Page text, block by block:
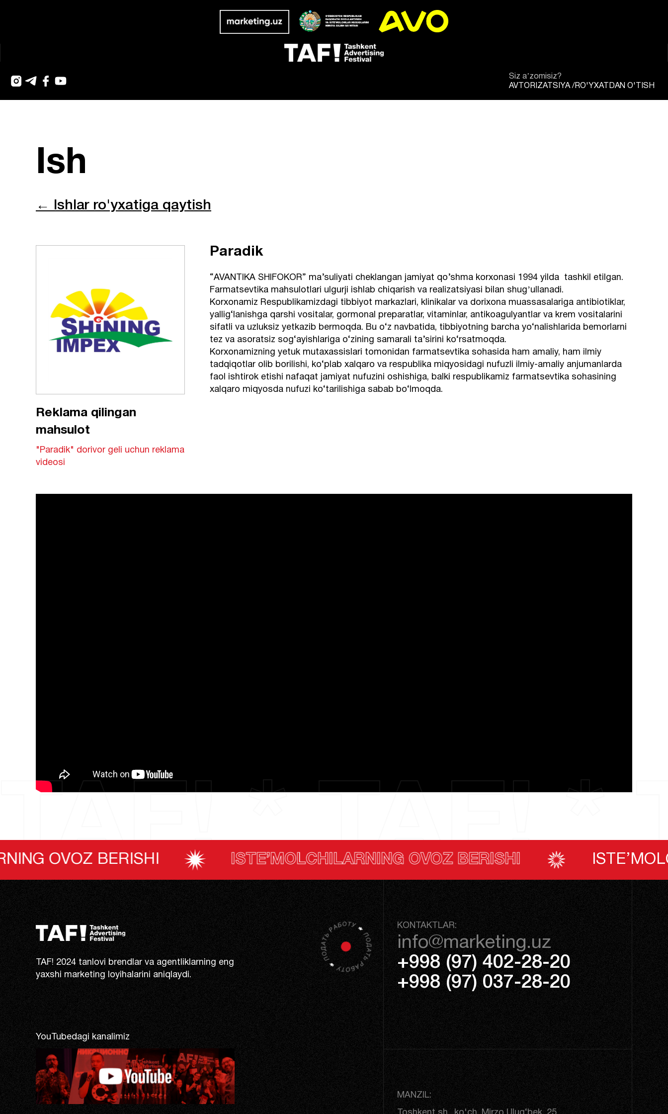
Siz aʼzomisiz?
AVTORIZATSIYA/ RO'YXATDAN O'TISH
Ish
← Ishlar ro'yxatiga qaytish
Reklama qilingan
mahsulot
"Paradik" dorivor geli uchun reklama
videosi
Paradik
“AVANTIKA SHIFOKOR” ma’suliyati cheklangan jamiyat qo’shma korxonasi 1994 yilda tashkil etilgan.
Farmatsevtika mahsulotlari ulgurji ishlab chiqarish va realizatsiyasi bilan shugʼullanadi.
Korxonamiz Respublikamizdagi tibbiyot markazlari, klinikalar va dorixona muassasalariga antibiotiklar,
yallig‘lanishga qarshi vositalar, gormonal preparatlar, vitaminlar, antikoagulyantlar va krem vositalarini
sifatli va uzluksiz yetkazib bermoqda. Bu o‘z navbatida, tibbiyotning barcha yo‘nalishlarida bemorlarni
tez va asoratsiz sog‘ayishlariga o‘zining samarali ta’sirini ko‘rsatmoqda.
Korxonamizning yetuk mutaxassislari tomonidan farmatsevtika sohasida ham amaliy, ham ilmiy
tadqiqotlar olib borilishi, ko‘plab xalqaro va respublika miqyosidagi nufuzli ilmiy-amaliy anjumanlarda
faol ishtirok etishi nafaqat jamiyat nufuzini oshishiga, balki respublikamiz farmatsevtika sohasining
xalqaro miqyosda nufuzi ko‘tarilishiga sabab bo‘lmoqda.
TAF! * TAF! *
ISTE’MOLCHILARNING OVOZ BERISHI ISTE’MOLCHILARNING
TAF! 2024 tanlovi brendlar va agentliklarning eng
yaxshi marketing loyihalarini aniqlaydi.
YouTubedagi kanalimiz
KONTAKTLAR:
info@marketing.uz
+998 (97) 402-28-20
+998 (97) 037-28-20
MANZIL: